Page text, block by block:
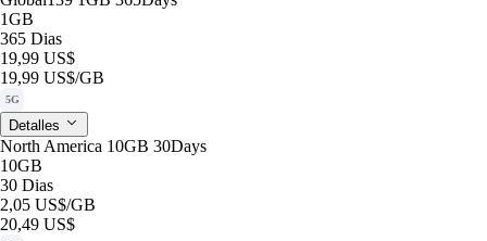
1GB
365 Dias
19,99 US$
19,99 US$/GB
5G
Detalles
North America 10GB 30Days
10GB
30 Dias
2,05 US$/GB
20,49 US$